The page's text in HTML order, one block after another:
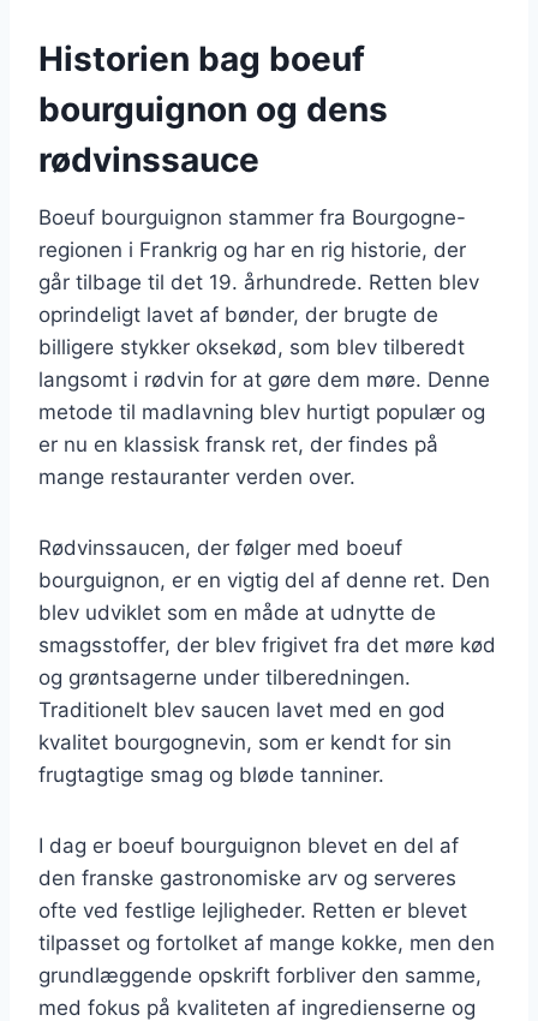
Historien bag boeuf
bourguignon og dens
rødvinssauce
Boeuf bourguignon stammer fra Bourgogne-
regionen i Frankrig og har en rig historie, der
går tilbage til det 19. århundrede. Retten blev
oprindeligt lavet af bønder, der brugte de
billigere stykker oksekød, som blev tilberedt
langsomt i rødvin for at gøre dem møre. Denne
metode til madlavning blev hurtigt populær og
er nu en klassisk fransk ret, der findes på
mange restauranter verden over.
Rødvinssaucen, der følger med boeuf
bourguignon, er en vigtig del af denne ret. Den
blev udviklet som en måde at udnytte de
smagsstoffer, der blev frigivet fra det møre kød
og grøntsagerne under tilberedningen.
Traditionelt blev saucen lavet med en god
kvalitet bourgognevin, som er kendt for sin
frugtagtige smag og bløde tanniner.
I dag er boeuf bourguignon blevet en del af
den franske gastronomiske arv og serveres
ofte ved festlige lejligheder. Retten er blevet
tilpasset og fortolket af mange kokke, men den
grundlæggende opskrift forbliver den samme,
med fokus på kvaliteten af ingredienserne og